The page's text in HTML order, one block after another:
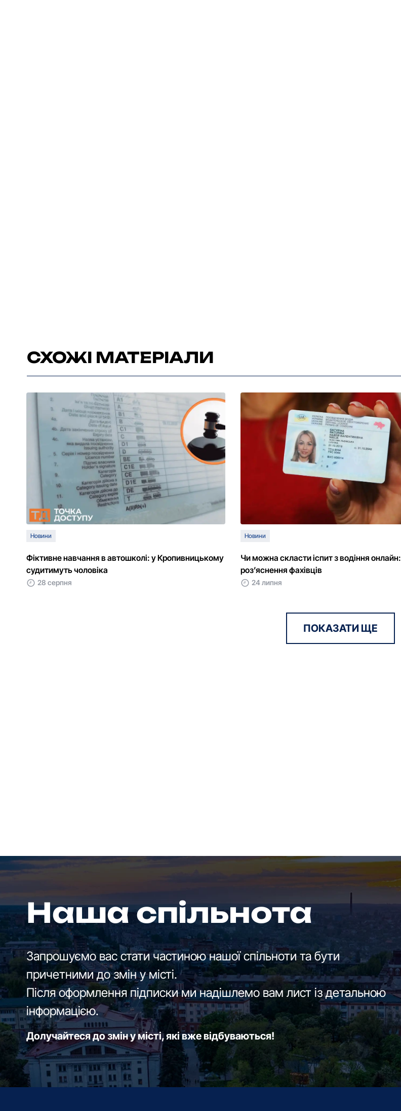
СХОЖІ МАТЕРІАЛИ
Новини
Фіктивне навчання в автошколі: у Кропивницькому
судитимуть чоловіка
28 серпня
Новини
Чи можна скласти іспит з водіння онлайн:
роз’яснення фахівців
24 липня
ПОКАЗАТИ ЩЕ
Наша спільнота
Запрошуємо вас стати частиною нашої спільноти та бути
причетними до змін у місті.
Після оформлення підписки ми надішлемо вам лист із детальною
інформацією.
Долучайтеся до змін у місті, які вже відбуваються!